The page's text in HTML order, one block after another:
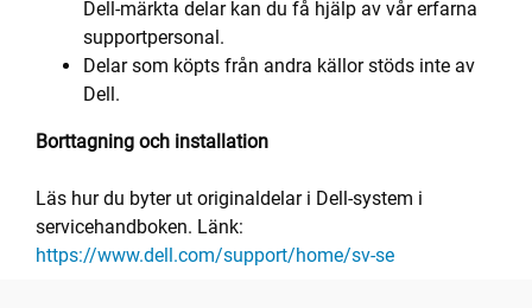
Dell-märkta delar kan du få hjälp av vår erfarna
supportpersonal.
Delar som köpts från andra källor stöds inte av
Dell.
Borttagning och installation
Läs hur du byter ut originaldelar i Dell-system i
servicehandboken. Länk:
https://www.dell.com/support/home/sv-se